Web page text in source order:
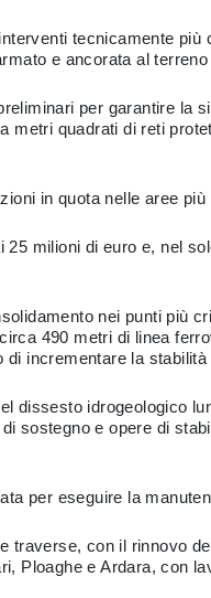
tecnicamente
e ancorata al
per garantire
metri quadrati di reti
in quota nelle aree
25 milioni di euro e, nel
nei punti più
490 metri di linea
incrementare la stabilità
dissesto idrogeologico
sostegno e opere di
per eseguire la
traverse, con il rinnovo
Ploaghe e Ardara, con